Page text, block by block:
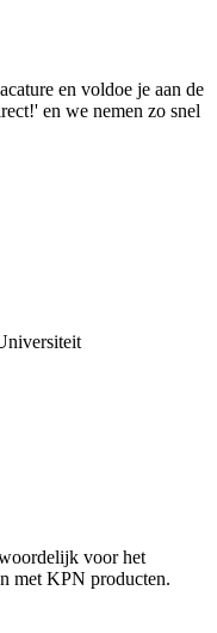
en voldoe je aan de
en we nemen zo snel
voor het
met KPN producten.